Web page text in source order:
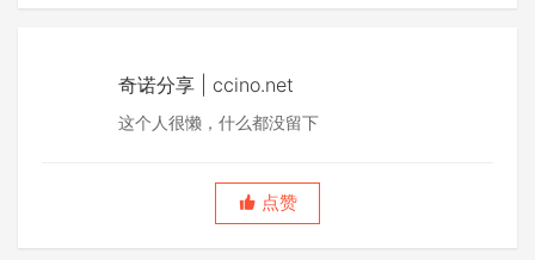
奇诺分享 | ccino.net
这个人很懒，什么都没留下
点赞